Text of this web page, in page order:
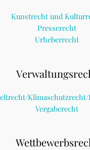
Kunstrecht und
Presserecht
Urheberrecht
Vergaberecht